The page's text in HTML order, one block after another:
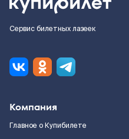
Сервис билетных лазеек
Компания
Главное о Купибилете